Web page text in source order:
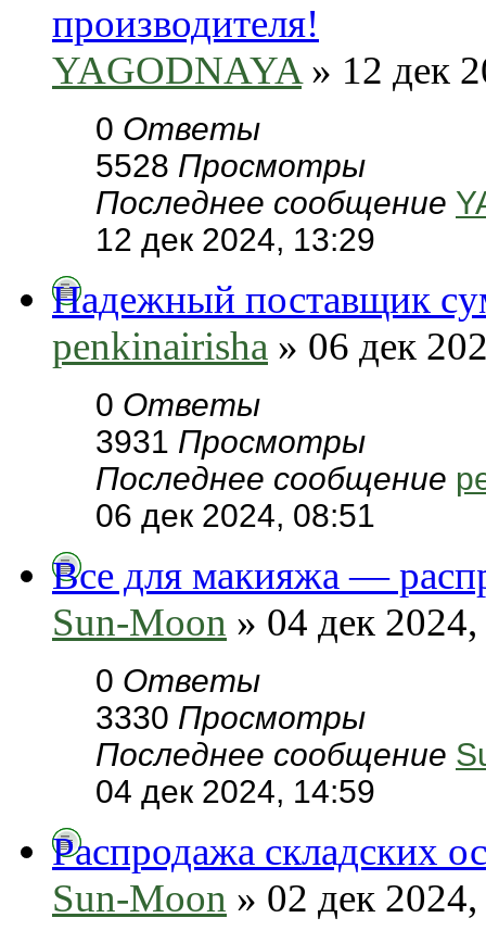
производителя!
YAGODNAYA» 12 дек
0 Ответы
5528 Просмотры
Последнее сообщение
12 дек 2024, 13:29
Надежный поставщик
penkinairisha » 06 дек
0 Ответы
3931 Просмотры
Последнее сообщение
06 дек 2024, 08:51
Все для макияжа —
Sun-Moon » 04 дек
0 Ответы
3330 Просмотры
Последнее сообщение
04 дек 2024, 14:59
Распродажа складских
Sun-Moon » 02 дек